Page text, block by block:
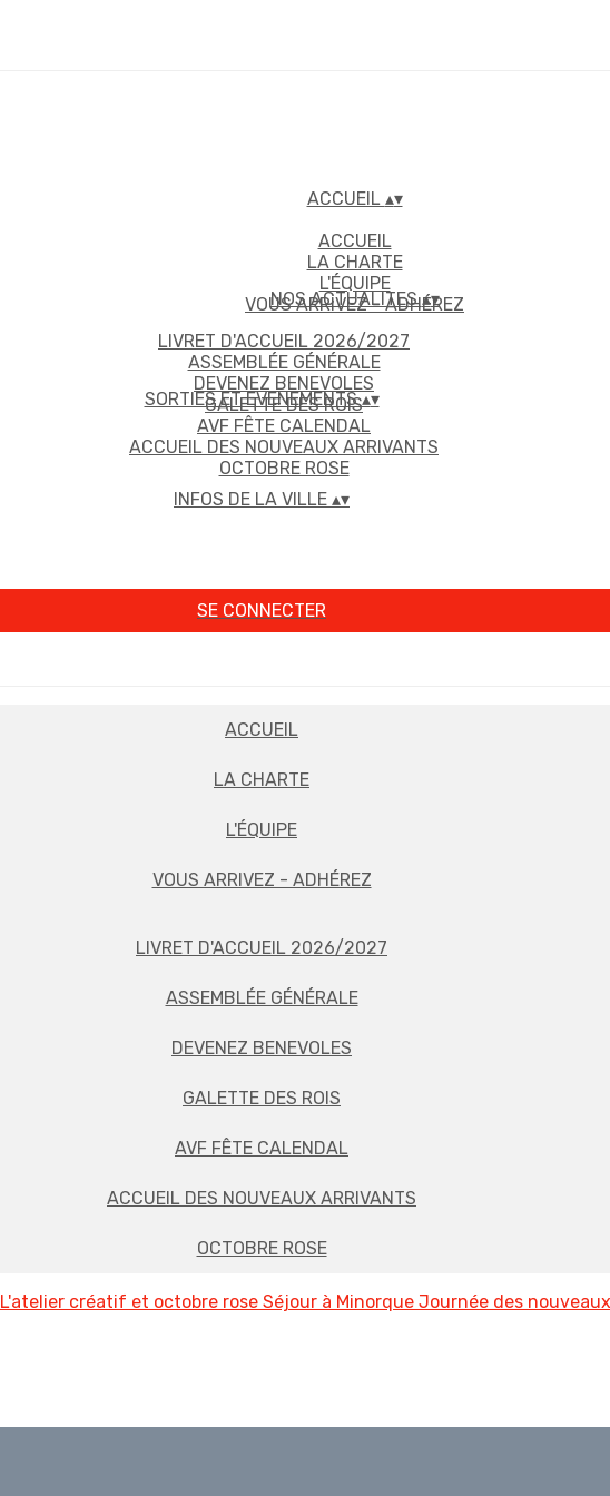
ACCUEIL ▴▾
ACCUEIL
LA CHARTE
L'ÉQUIPE
VOUS ARRIVEZ - ADHÉREZ
NOS ACTUALITES▴▾
LIVRET D'ACCUEIL 2026/2027
ASSEMBLÉE GÉNÉRALE
DEVENEZ BENEVOLES
GALETTE DES ROIS
AVF FÊTE CALENDAL
ACCUEIL DES NOUVEAUX ARRIVANTS
OCTOBRE ROSE
SORTIES ET EVENEMENTS▴▾
INFOS DE LA VILLE ▴▾
SE CONNECTER
ACCUEIL
LA CHARTE
L'ÉQUIPE
VOUS ARRIVEZ - ADHÉREZ
LIVRET D'ACCUEIL 2026/2027
ASSEMBLÉE GÉNÉRALE
DEVENEZ BENEVOLES
GALETTE DES ROIS
AVF FÊTE CALENDAL
ACCUEIL DES NOUVEAUX ARRIVANTS
OCTOBRE ROSE
L'atelier créatif et octobre rose Séjour à Minorque Journée des